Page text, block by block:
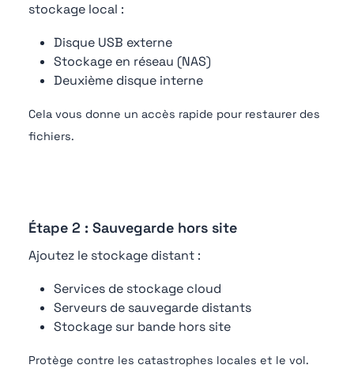
stockage local :
Disque USB externe
Stockage en réseau (NAS)
Deuxième disque interne
Cela vous donne un accès rapide pour restaurer des
fichiers.
Étape 2 : Sauvegarde hors site
Ajoutez le stockage distant :
Services de stockage cloud
Serveurs de sauvegarde distants
Stockage sur bande hors site
Protège contre les catastrophes locales et le vol.